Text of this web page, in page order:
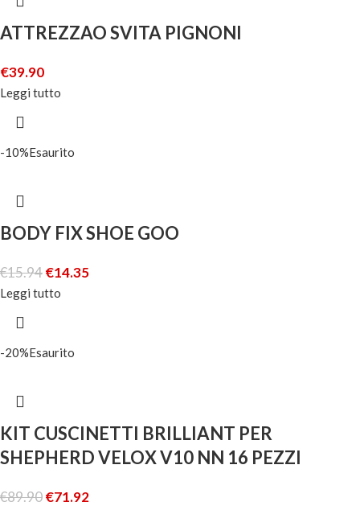
ATTREZZAO SVITA PIGNONI
€39.90
Leggi tutto
-10%Esaurito
BODY FIX SHOE GOO
€15.94€14.35
Leggi tutto
-20%Esaurito
KIT CUSCINETTI BRILLIANT PER
SHEPHERD VELOX V10 NN 16 PEZZI
€89.90€71.92